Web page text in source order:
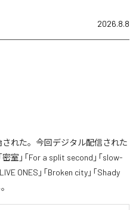
2026.8.8
された。今回デジタル配信された
室」「For a split second」「slow-
ONES」「Broken city」「Shady